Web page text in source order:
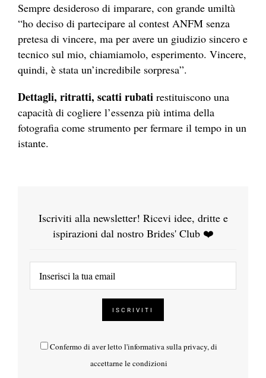
Sempre desideroso di imparare, con grande umiltà
“ho deciso di partecipare al contest ANFM senza
pretesa di vincere, ma per avere un giudizio sincero e
tecnico sul mio, chiamiamolo, esperimento. Vincere,
quindi, è stata un’incredibile sorpresa”.
Dettagli, ritratti, scatti rubati restituiscono una
capacità di cogliere l’essenza più intima della
fotografia come strumento per fermare il tempo in un
istante.
Iscriviti alla newsletter! Ricevi idee, dritte e
ispirazioni dal nostro Brides' Club ❤️
Confermo di aver letto l'informativa sulla privacy, di
accettarne le condizioni